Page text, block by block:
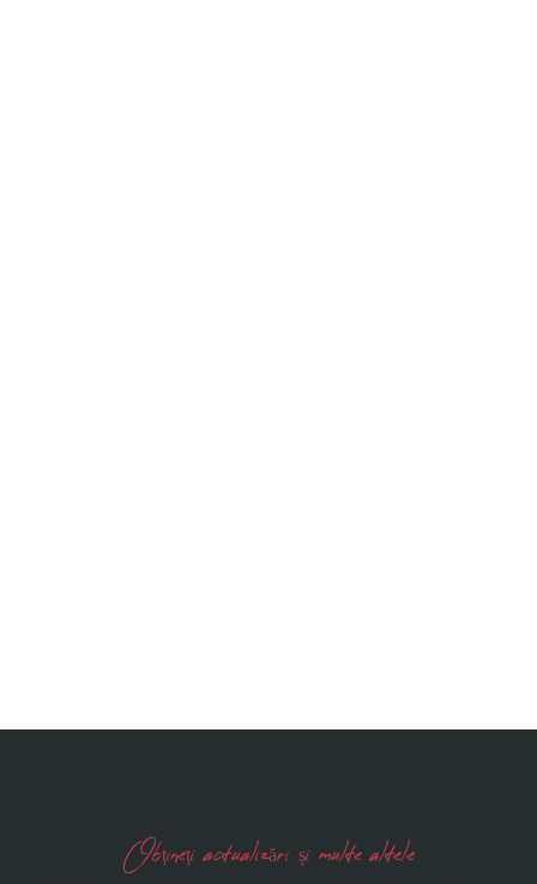
Obțineți actualizări și multe altele